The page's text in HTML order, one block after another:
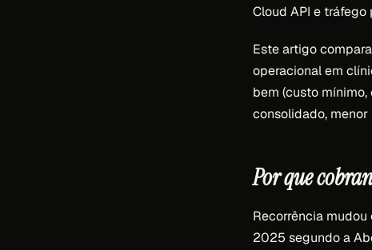
Cloud API e tráfego
Este artigo
operacional em
bem (custo
consolidado, menor
Por que
Recorrência mudou
2025 segundo a